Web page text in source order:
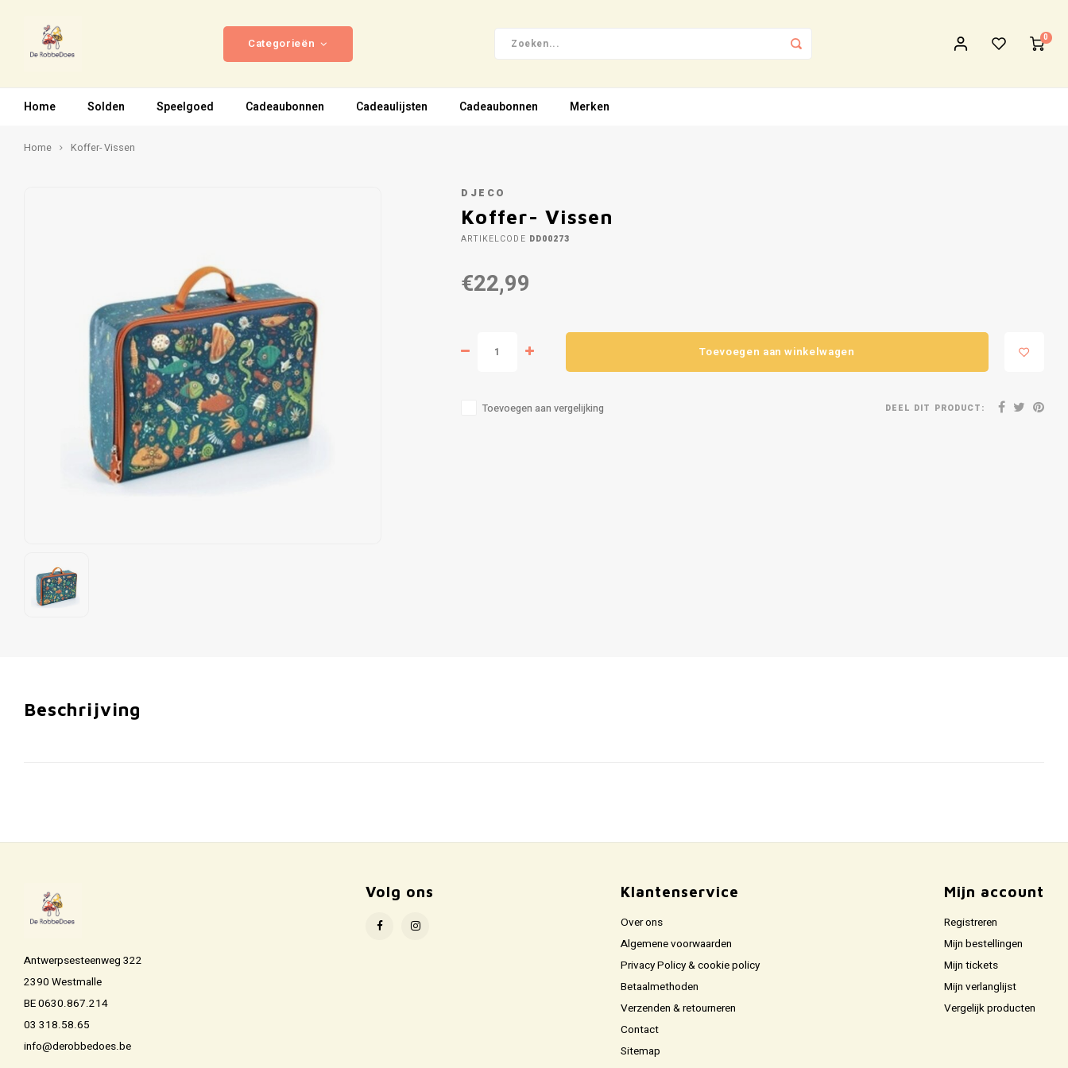
Categorieën 0
Home Solden Speelgoed Cadeaubonnen Cadeaulijsten Cadeaubonnen Merken
Home Koffer- Vissen
DJECO
Koffer- Vissen
ARTIKELCODE DD00273
€22,99
Toevoegen aan winkelwagen
Toevoegen aan vergelijking DEEL DIT PRODUCT:
Beschrijving
Antwerpsesteenweg 322
2390 Westmalle
BE 0630.867.214
03 318.58.65
info@derobbedoes.be
Volg ons Klantenservice
Over ons
Algemene voorwaarden
Privacy Policy & cookie policy
Betaalmethoden
Verzenden & retourneren
Contact
Sitemap
Mijn account
Registreren
Mijn bestellingen
Mijn tickets
Mijn verlanglijst
Vergelijk producten